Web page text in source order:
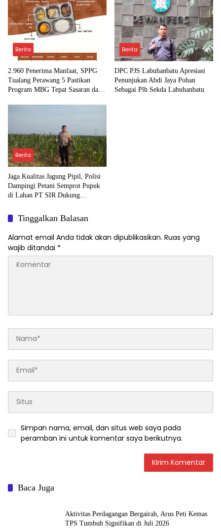
Berita
2.960 Penerima Manfaat, SPPG
Tualang Perawang 5 Pastikan
Program MBG Tepat Sasaran dan
Berita
DPC PJS Labuhanbatu Apresiasi
Penunjukan Abdi Jaya Pohan
Sebagai Plh Sekda Labuhanbatu
Berita
Jaga Kualitas Jagung Pipil, Polisi
Dampingi Petani Semprot Pupuk
di Lahan PT SIR Dukung
Tinggalkan Balasan
Alamat email Anda tidak akan dipublikasikan. Ruas yang
wajib ditandai *
Simpan nama, email, dan situs web saya pada
peramban ini untuk komentar saya berikutnya.
Baca Juga
Aktivitas Perdagangan Bergairah, Arus Peti Kemas
TPS Tumbuh Signifikan di Juli 2026